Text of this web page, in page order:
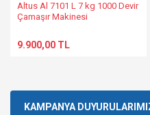
Altus Al 7101 L 7 kg 1000 Devir
Çamaşır Makinesi
9.900,00 TL
KAMPANYA